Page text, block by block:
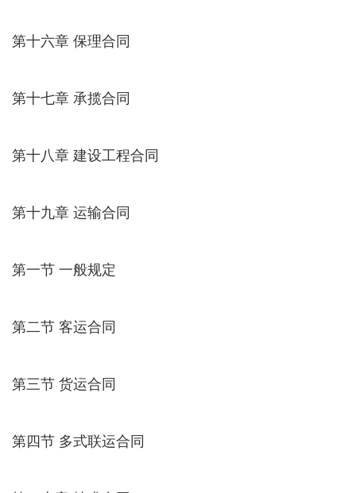
第十六章 保理合同
第十七章 承揽合同
第十八章 建设工程合同
第十九章 运输合同
第一节 一般规定
第二节 客运合同
第三节 货运合同
第四节 多式联运合同